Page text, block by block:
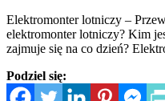
Elektromonter lotniczy –
elektromonter lotniczy? Kim
zajmuje się na co dzień?
Podziel się: